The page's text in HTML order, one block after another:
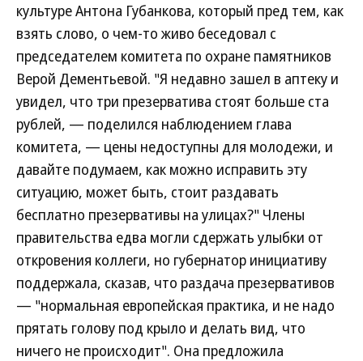
культуре Антона Губанкова, который пред тем, как
взять слово, о чем-то живо беседовал с
председателем комитета по охране памятников
Верой Дементьевой. "Я недавно зашел в аптеку и
увидел, что три презерватива стоят больше ста
рублей, — поделился наблюдением глава
комитета, — цены недоступны для молодежи, и
давайте подумаем, как можно исправить эту
ситуацию, может быть, стоит раздавать
бесплатно презервативы на улицах?" Члены
правительства едва могли сдержать улыбки от
откровения коллеги, но губернатор инициативу
поддержала, сказав, что раздача презервативов
— "нормальная европейская практика, и не надо
прятать голову под крыло и делать вид, что
ничего не происходит". Она предложила